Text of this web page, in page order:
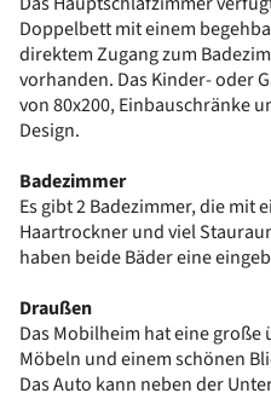
Doppelbett mit einem
direktem Zugang zum
vorhanden. Das Kinder- oder
von 80x200, Einbauschränke
Design.
Badezimmer
Es gibt 2 Badezimmer, die mit
Haartrockner und viel
haben beide Bäder eine
Draußen
Das Mobilheim hat eine große
Möbeln und einem schönen
Das Auto kann neben der